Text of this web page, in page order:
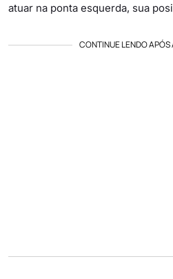
atuar na ponta esquerda, sua
CONTINUE LENDO